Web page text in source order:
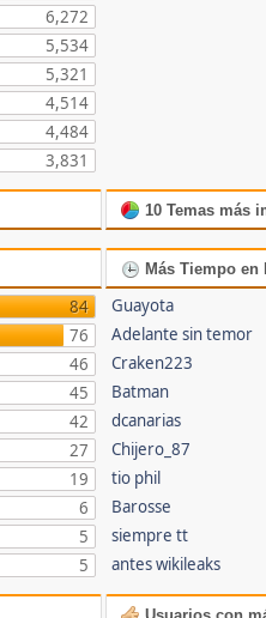
6,272
5,534
5,321
4,514
4,484
3,831
10 Temas más
84
76
46
45
42
27
19
6
5
5
Más Tiempo en
Guayota
Adelante sin temor
Craken223
Batman
dcanarias
Chijero_87
tio phil
Barosse
siempre tt
antes wikileaks